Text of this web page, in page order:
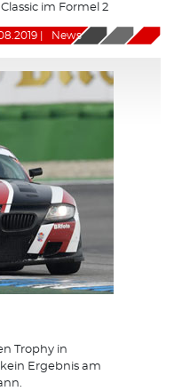
im Formel 2
News
Trophy in
Ergebnis am